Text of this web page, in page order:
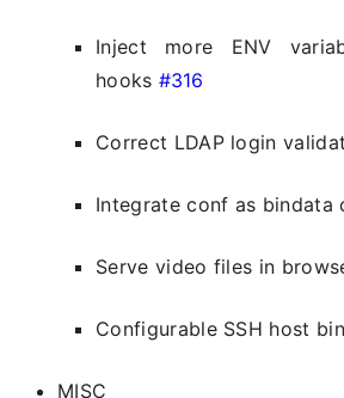
Inject more ENV
hooks #316
Correct LDAP login
Integrate conf as bindata
Serve video files in
Configurable SSH host
MISC